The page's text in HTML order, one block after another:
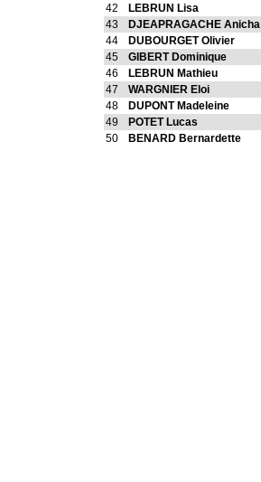
42
LEBRUN Lisa
43
DJEAPRAGACHE Anicha
44
DUBOURGET Olivier
45
GIBERT Dominique
46
LEBRUN Mathieu
47
WARGNIER Eloi
48
DUPONT Madeleine
49
POTET Lucas
50
BENARD Bernardette